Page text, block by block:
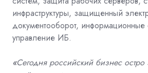
инфраструктуры, защищенный
документооборот, информационные
управление ИБ.
«Сегодня российский бизнес остро